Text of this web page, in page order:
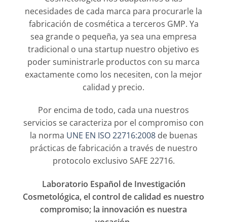
necesidades de cada marca para procurarle la
fabricación de cosmética a terceros GMP. Ya
sea grande o pequeña, ya sea una empresa
tradicional o una startup nuestro objetivo es
poder suministrarle productos con su marca
exactamente como los necesiten, con la mejor
calidad y precio.
Por encima de todo, cada una nuestros
servicios se caracteriza por el compromiso con
la norma UNE EN ISO 22716:2008de buenas
prácticas de fabricación a través de nuestro
protocolo exclusivo SAFE 22716.
Laboratorio Español de Investigación
Cosmetológica, el control de calidad es nuestro
compromiso; la innovación es nuestra